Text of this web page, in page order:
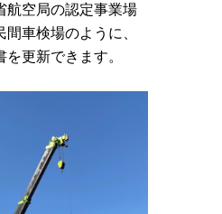
航空局の認定事業場
車検場のように、
更新できます。